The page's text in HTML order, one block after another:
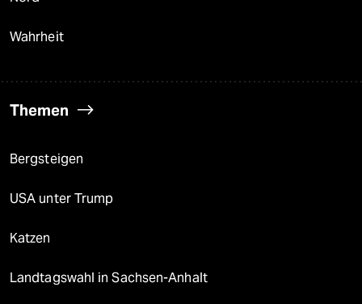
Wahrheit
Themen
Bergsteigen
USA unter Trump
Katzen
Landtagswahl in Sachsen-Anhalt